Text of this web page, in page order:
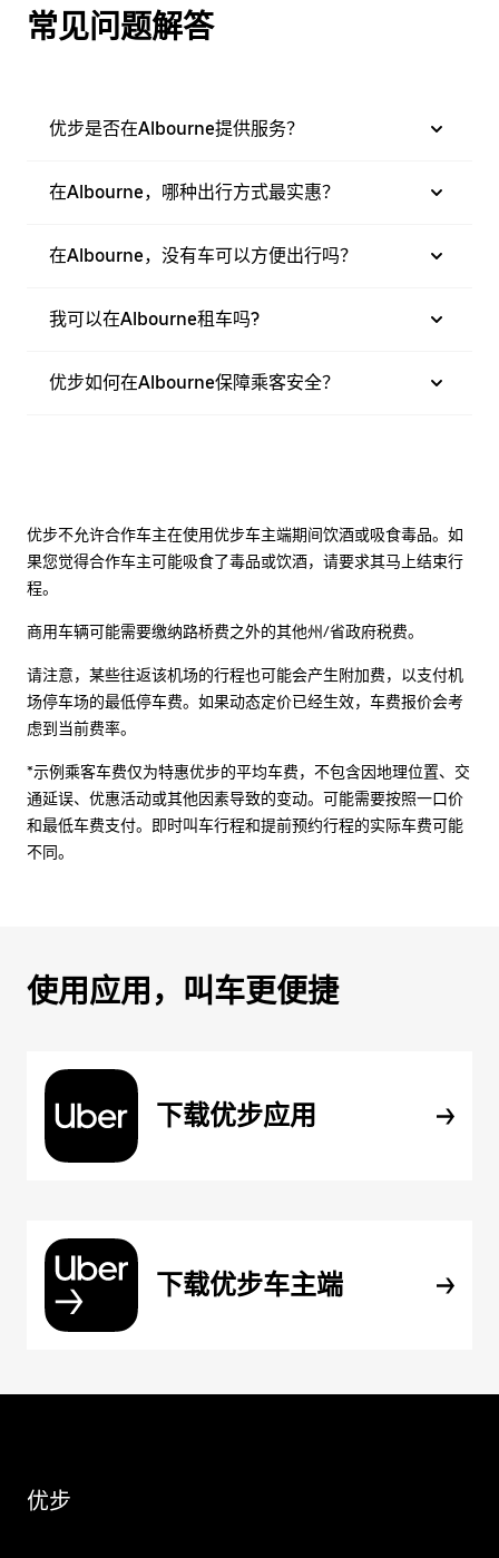
常见问题解答
优步是否在Albourne提供服务？
在Albourne，哪种出行方式最实惠？
在Albourne，没有车可以方便出行吗？
我可以在Albourne租车吗?
优步如何在Albourne保障乘客安全？
优步不允许合作车主在使用优步车主端期间饮酒或吸食毒品。如
果您觉得合作车主可能吸食了毒品或饮酒，请要求其马上结束行
程。
商用车辆可能需要缴纳路桥费之外的其他州/省政府税费。
请注意，某些往返该机场的行程也可能会产生附加费，以支付机
场停车场的最低停车费。如果动态定价已经生效，车费报价会考
虑到当前费率。
*示例乘客车费仅为特惠优步的平均车费，不包含因地理位置、交
通延误、优惠活动或其他因素导致的变动。可能需要按照一口价
和最低车费支付。即时叫车行程和提前预约行程的实际车费可能
不同。
使用应用，叫车更便捷
下载优步应用
下载优步车主端
优步